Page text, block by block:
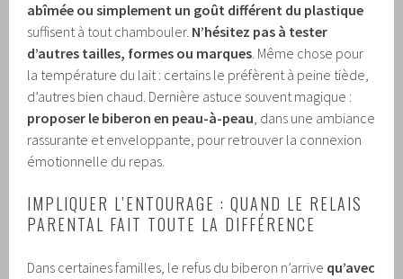
abîmée ou simplement un goût différent du plastique
suffisent à tout chambouler. N’hésitez pas à tester
d’autres tailles, formes ou marques. Même chose pour
la température du lait : certains le préfèrent à peine tiède,
d’autres bien chaud. Dernière astuce souvent magique :
proposer le biberon en peau-à-peau, dans une ambiance
rassurante et enveloppante, pour retrouver la connexion
émotionnelle du repas.
IMPLIQUER L’ENTOURAGE : QUAND LE RELAIS
PARENTAL FAIT TOUTE LA DIFFÉRENCE
Dans certaines familles, le refus du biberon n’arrive qu’avec